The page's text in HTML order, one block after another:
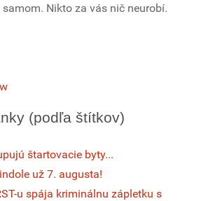
Nikto za vás nič neurobí.
(podľa štítkov)
štartovacie byty...
už 7. augusta!
u spája kriminálnu zápletku s